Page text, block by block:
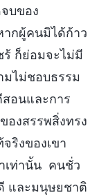
บของ
กผู้คนมิได้ก้าว
ก็ย่อมจะไม่มี
มไม่ชอบธรรม
อนและการ
องสรรพสิ่งทรง
ริงของเขา
เท่านั้น คนชั่ว
และมนุษยชาติ